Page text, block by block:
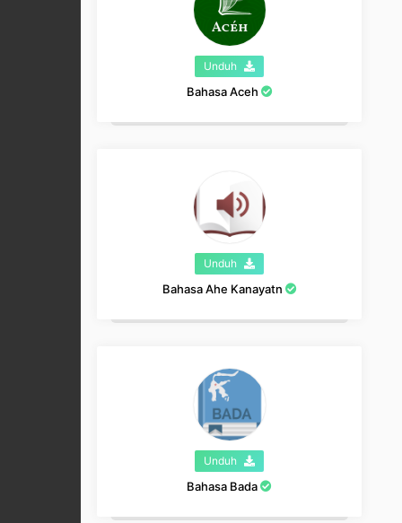
Unduh
Bahasa Aceh
Unduh
Bahasa Ahe Kanayatn
Unduh
Bahasa Bada